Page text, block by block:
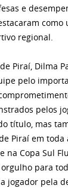
e
regional.
Piraí, Dilma
pelo
pelos
título, mas
Piraí em toda
na Copa Sul
para
jogador pela